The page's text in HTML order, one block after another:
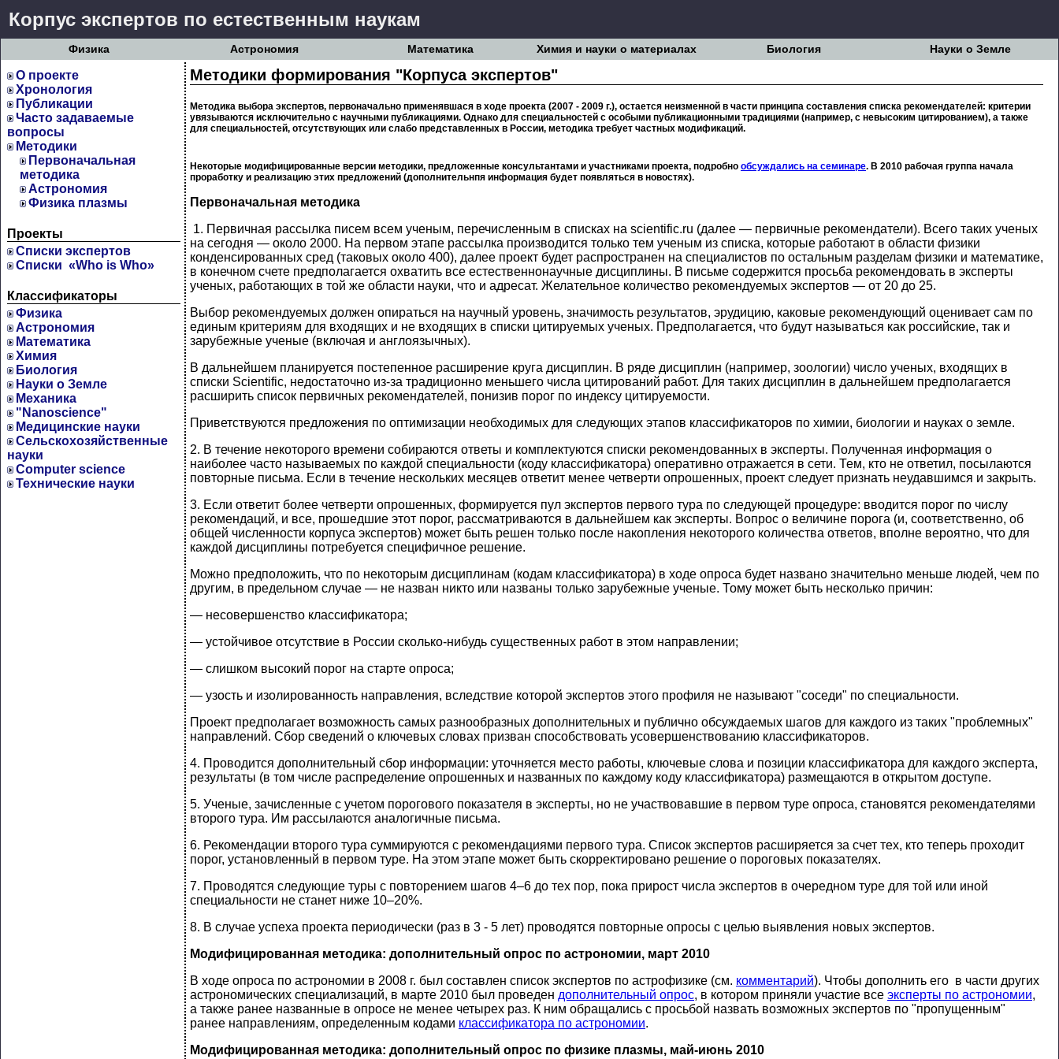
Корпус экспертов по естественным наукам
Физика Астрономия Математика Химия и науки о материалах Биология Науки о Земле
О проекте
Хронология
Публикации
Часто задаваемые
вопросы
Методики
Первоначальная
методика
Астрономия
Физика плазмы
Проекты
Cписки экспертов
Списки «Who is Who»
Классификаторы
Физика
Астрономия
Математика
Химия
Биология
Науки о Земле
Механика
"Nanoscience"
Медицинские науки
Сельскохозяйственные
науки
Computer science
Технические науки
Методики формирования "Корпуса экспертов"
Методика выбора экспертов, первоначально применявшася в ходе проекта (2007 - 2009 г.), остается неизменной в части принципа составления списка рекомендателей: критерии
увязываются исключительно с научными публикациями. Однако для специальностей с особыми публикационными традициями (например, с невысоким цитированием), а также
для специальностей, отсутствующих или слабо представленных в России, методика требует частных модификаций.
Некоторые модифицированные версии методики, предложенные консультантами и участниками проекта, подробно обсуждались на семинаре. В 2010 рабочая группа начала
проработку и реализацию этих предложений (дополнительнпя информация будет появляться в новостях).
Первоначальная методика
1. Первичная рассылка писем всем ученым, перечисленным в списках на scientific.ru (далее — первичные рекомендатели). Всего таких ученых
на сегодня — около 2000. На первом этапе рассылка производится только тем ученым из списка, которые работают в области физики
конденсированных сред (таковых около 400), далее проект будет распространен на специалистов по остальным разделам физики и математике,
в конечном счете предполагается охватить все естественнонаучные дисциплины. В письме содержится просьба рекомендовать в эксперты
ученых, работающих в той же области науки, что и адресат. Желательное количество рекомендуемых экспертов — от 20 до 25.
Выбор рекомендуемых должен опираться на научный уровень, значимость результатов, эрудицию, каковые рекомендующий оценивает сам по
единым критериям для входящих и не входящих в списки цитируемых ученых. Предполагается, что будут называться как российские, так и
зарубежные ученые (включая и англоязычных).
В дальнейшем планируется постепенное расширение круга дисциплин. В ряде дисциплин (например, зоологии) число ученых, входящих в
списки Scientific, недостаточно из-за традиционно меньшего числа цитирований работ. Для таких дисциплин в дальнейшем предполагается
расширить список первичных рекомендателей, понизив порог по индексу цитируемости.
Приветствуются предложения по оптимизации необходимых для следующих этапов классификаторов по химии, биологии и науках о земле.
2. В течение некоторого времени собираются ответы и комплектуются списки рекомендованных в эксперты. Полученная информация о
наиболее часто называемых по каждой специальности (коду классификатора) оперативно отражается в сети. Тем, кто не ответил, посылаются
повторные письма. Если в течение нескольких месяцев ответит менее четверти опрошенных, проект следует признать неудавшимся и закрыть.
3. Если ответит более четверти опрошенных, формируется пул экспертов первого тура по следующей процедуре: вводится порог по числу
рекомендаций, и все, прошедшие этот порог, рассматриваются в дальнейшем как эксперты. Вопрос о величине порога (и, соответственно, об
общей численности корпуса экспертов) может быть решен только после накопления некоторого количества ответов, вполне вероятно, что для
каждой дисциплины потребуется специфичное решение.
Можно предположить, что по некоторым дисциплинам (кодам классификатора) в ходе опроса будет названо значительно меньше людей, чем по
другим, в предельном случае — не назван никто или названы только зарубежные ученые. Тому может быть несколько причин:
— несовершенство классификатора;
— устойчивое отсутствие в России сколько-нибудь существенных работ в этом направлении;
— слишком высокий порог на старте опроса;
— узость и изолированность направления, вследствие которой экспертов этого профиля не называют "соседи" по специальности.
Проект предполагает возможность самых разнообразных дополнительных и публично обсуждаемых шагов для каждого из таких "проблемных"
направлений. Сбор сведений о ключевых словах призван способствовать усовершенствованию классификаторов.
4. Проводится дополнительный сбор информации: уточняется место работы, ключевые слова и позиции классификатора для каждого эксперта,
результаты (в том числе распределение опрошенных и названных по каждому коду классификатора) размещаются в открытом доступе.
5. Ученые, зачисленные с учетом порогового показателя в эксперты, но не участвовавшие в первом туре опроса, становятся рекомендателями
второго тура. Им рассылаются аналогичные письма.
6. Рекомендации второго тура суммируются с рекомендациями первого тура. Список экспертов расширяется за счет тех, кто теперь проходит
порог, установленный в первом туре. На этом этапе может быть скорректировано решение о пороговых показателях.
7. Проводятся следующие туры с повторением шагов 4–6 до тех пор, пока прирост числа экспертов в очередном туре для той или иной
специальности не станет ниже 10–20%.
8. В случае успеха проекта периодически (раз в 3 - 5 лет) проводятся повторные опросы с целью выявления новых экспертов.
Модифицированная методика: дополнительный опрос по астрономии, март 2010
В ходе опроса по астрономии в 2008 г. был составлен список экспертов по астрофизике (см. комментарий). Чтобы дополнить его в части других
астрономических специализаций, в марте 2010 был проведен дополнительный опрос, в котором приняли участие все эксперты по астрономии,
а также ранее названные в опросе не менее четырех раз. К ним обращались с просьбой назвать возможных экспертов по "пропущенным"
ранее направлениям, определенным кодами классификатора по астрономии.
Модифицированная методика: дополнительный опрос по физике плазмы, май-июнь 2010